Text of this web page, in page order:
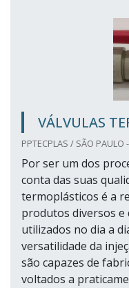
VÁLVULAS
PPTECPLAS / SÃO PAULO
Por ser um dos
conta das suas
termoplásticos é a
produtos diversos e
utilizados no dia a
versatilidade da
são capazes de
voltados a